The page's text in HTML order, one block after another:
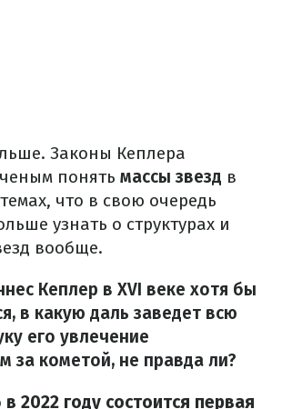
Законы Кеплера
понять массы звезд в
что в свою очередь
узнать о структурах и
вообще.
Кеплер в XVI веке хотя бы
в какую даль заведет всю
его увлечение
за кометой, не правда ли?
в 2022 году состоится первая